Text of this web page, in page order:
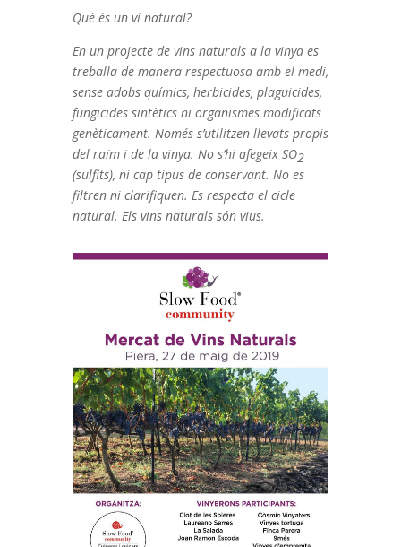
Què és un vi natural?
En un projecte de vins naturals a la vinya es
treballa de manera respectuosa amb el medi,
sense adobs químics, herbicides, plaguicides,
fungicides sintètics ni organismes modificats
genèticament. Només s’utilitzen llevats propis
del raïm i de la vinya. No s’hi afegeix SO2
(sulfits), ni cap tipus de conservant. No es
filtren ni clarifiquen. Es respecta el cicle
natural. Els vins naturals són vius.